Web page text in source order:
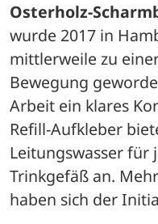
Osterholz-
wurde 2017 in
mittlerweile zu
Bewegung
Arbeit ein klares
Refill-Aufkleber
Leitungswasser für
Trinkgefäß an.
haben sich der